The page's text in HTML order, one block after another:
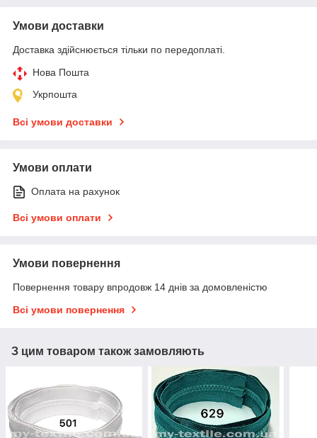
Умови доставки
Доставка здійснюється тільки по передоплаті.
Нова Пошта
Укрпошта
Всі умови доставки
Умови оплати
Оплата на рахунок
Всі умови оплати
Умови повернення
Повернення товару впродовж 14 днів за домовленістю
Всі умови повернення
З цим товаром також замовляють